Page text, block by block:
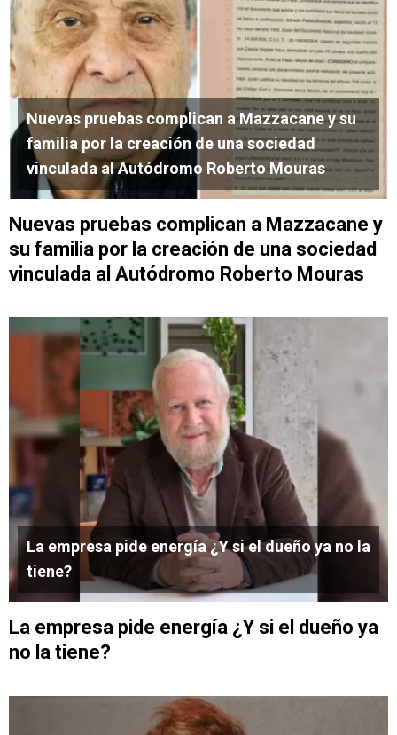
Nuevas pruebas complican a Mazzacane y su
familia por la creación de una sociedad
vinculada al Autódromo Roberto Mouras
Nuevas pruebas complican a Mazzacane y
su familia por la creación de una sociedad
vinculada al Autódromo Roberto Mouras
La empresa pide energía ¿Y si el dueño ya no la
tiene?
La empresa pide energía ¿Y si el dueño ya
no la tiene?